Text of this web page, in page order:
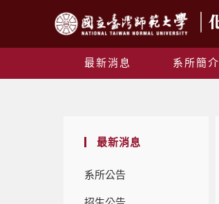
最新消息 系所簡介
最新消息
系所公告